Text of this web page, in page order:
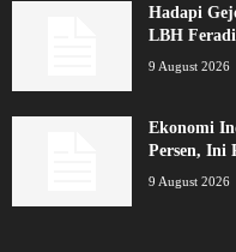
Hadapi
LBH
9 August 2026
Ekonomi
Persen, Ini
9 August 2026